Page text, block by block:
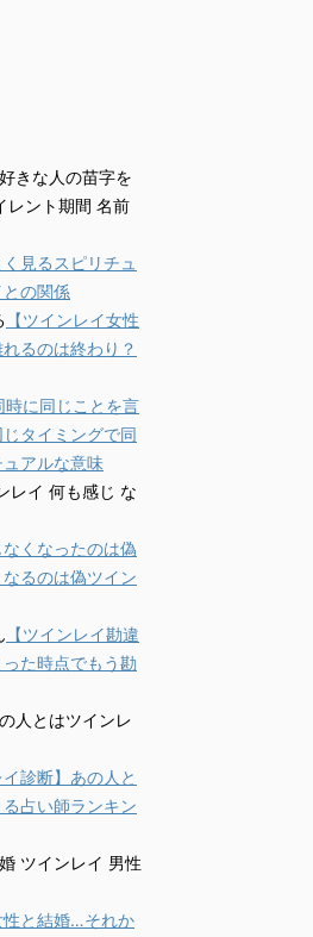
見るスピリチュ
の関係
【ツインレイ女性
るのは終わり？
時に同じことを言
タイミングで同
アルな意味
なくなったのは偽
るのは偽ツイン
【ツインレイ勘違
た時点でもう勘
診断】あの人と
占い師ランキン
性と結婚…それか